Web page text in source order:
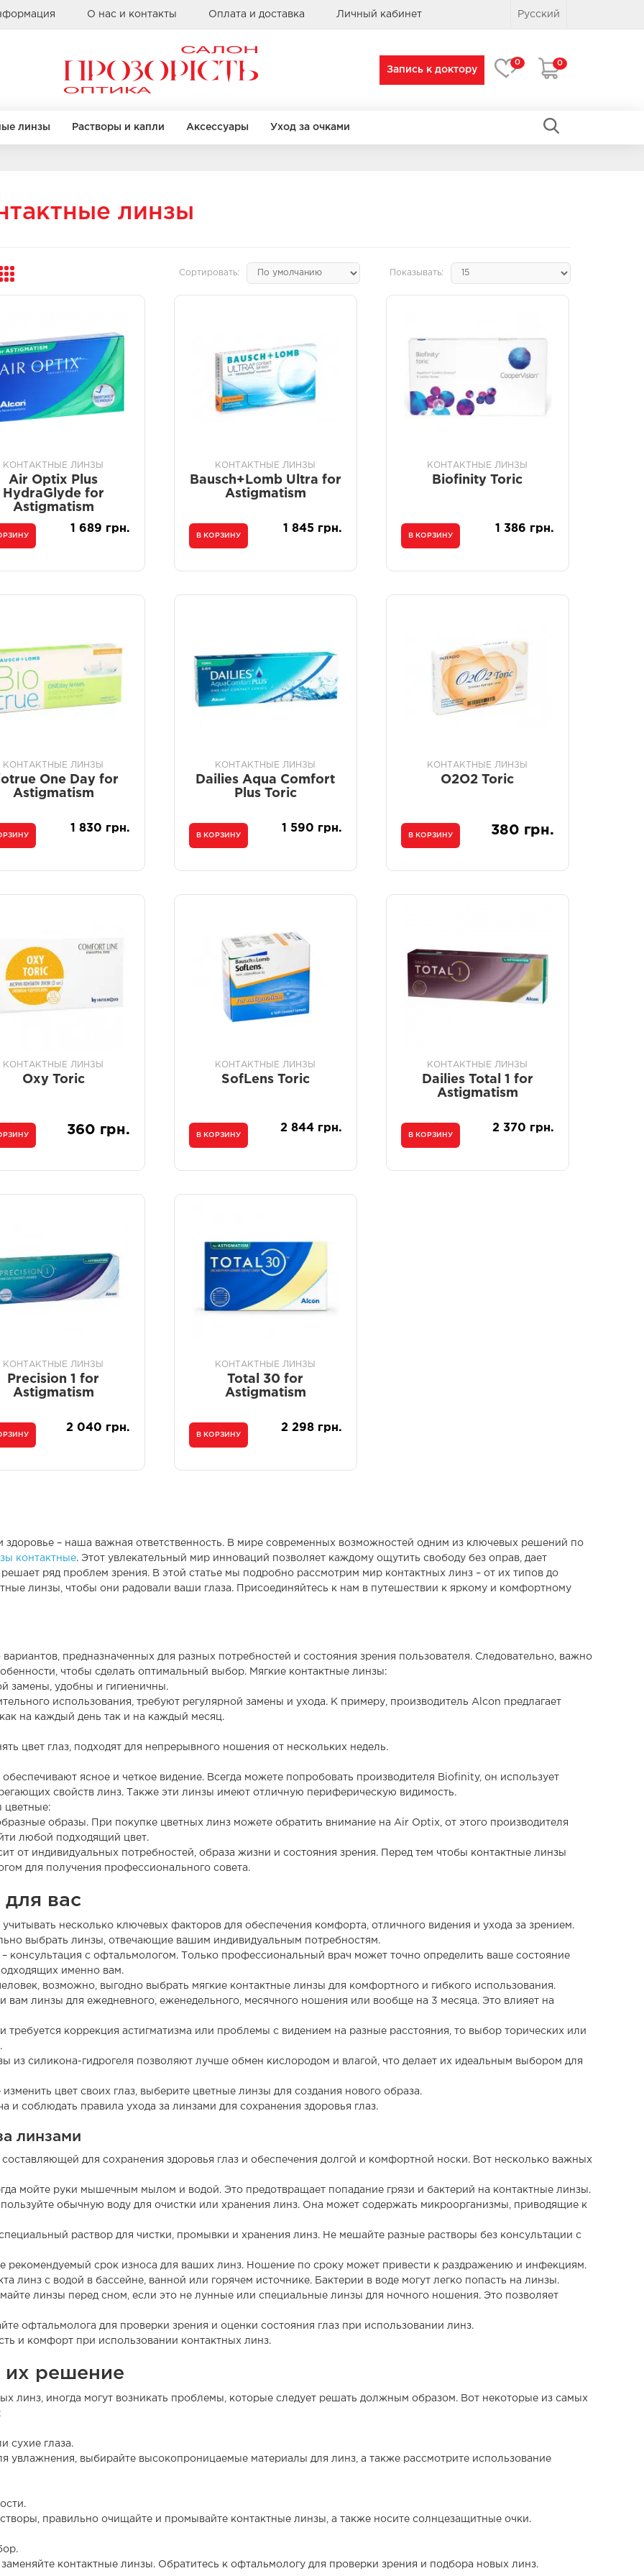
О нас и контакты Оплата и доставка Личный кабинет Русский
Запись к доктору
0 0
линзы
Alcon
Coopervision
Растворы и капли Аксессуары Уход за очками
линзы
Показывать:
Сортировать:
КОНТАКТНЫЕ ЛИНЗЫ
Air Optix Plus
HydraGlyde for
Astigmatism
1 689 грн.
КОНТАКТНЫЕ ЛИНЗЫ
Bausch+Lomb Ultra for
Astigmatism
В КОРЗИНУ
1 845 грн.
КОНТАКТНЫЕ ЛИНЗЫ
Biofinity Toric
В КОРЗИНУ
1 386 грн.
КОНТАКТНЫЕ ЛИНЗЫ
One Day for
Astigmatism
1 830 грн.
КОНТАКТНЫЕ ЛИНЗЫ
Dailies Aqua Comfort
Plus Toric
В КОРЗИНУ
1 590 грн.
КОНТАКТНЫЕ ЛИНЗЫ
O2O2 Toric
В КОРЗИНУ 380 грн.
КОНТАКТНЫЕ ЛИНЗЫ
Oxy Toric
360 грн.
КОНТАКТНЫЕ ЛИНЗЫ
SofLens Toric
В КОРЗИНУ
2 844 грн.
КОНТАКТНЫЕ ЛИНЗЫ
Dailies Total 1 for
Astigmatism
В КОРЗИНУ
2 370 грн.
КОНТАКТНЫЕ ЛИНЗЫ
Precision 1 for
Astigmatism
2 040 грн.
КОНТАКТНЫЕ ЛИНЗЫ
Total 30 for
Astigmatism
В КОРЗИНУ
2 298 грн.
здоровье – наша важная ответственность. В мире современных возможностей одним из ключевых решений по
контактные. Этот увлекательный мир инноваций позволяет каждому ощутить свободу без оправ, дает
ряд проблем зрения. В этой статье мы подробно рассмотрим мир контактных линз – от их типов до
линзы, чтобы они радовали ваши глаза. Присоединяйтесь к нам в путешествии к яркому и комфортному
предназначенных для разных потребностей и состояния зрения пользователя. Следовательно, важно
чтобы сделать оптимальный выбор. Мягкие контактные линзы:
замены, удобны и гигиеничны.
использования, требуют регулярной замены и ухода. К примеру, производитель Alcon предлагает
на каждый день так и на каждый месяц.
цвет глаз, подходят для непрерывного ношения от нескольких недель.
ясное и четкое видение. Всегда можете попробовать производителя Biofinity, он использует
свойств линз. Также эти линзы имеют отличную периферическую видимость.
цветные:
образы. При покупке цветных линз можете обратить внимание на Air Optix, от этого производителя
любой подходящий цвет.
от индивидуальных потребностей, образа жизни и состояния зрения. Перед тем чтобы контактные линзы
для получения профессионального совета.
вас
несколько ключевых факторов для обеспечения комфорта, отличного видения и ухода за зрением.
выбрать линзы, отвечающие вашим индивидуальным потребностям.
консультация с офтальмологом. Только профессиональный врач может точно определить ваше состояние
именно вам.
возможно, выгодно выбрать мягкие контактные линзы для комфортного и гибкого использования.
вам линзы для ежедневного, еженедельного, месячного ношения или вообще на 3 месяца. Это влияет на
требуется коррекция астигматизма или проблемы с видением на разные расстояния, то выбор торических или
из силикона-гидрогеля позволяют лучше обмен кислородом и влагой, что делает их идеальным выбором для
цвет своих глаз, выберите цветные линзы для создания нового образа.
и соблюдать правила ухода за линзами для сохранения здоровья глаз.
линзами
для сохранения здоровья глаз и обеспечения долгой и комфортной носки. Вот несколько важных
мойте руки мышечным мылом и водой. Это предотвращает попадание грязи и бактерий на контактные линзы.
обычную воду для очистки или хранения линз. Она может содержать микроорганизмы, приводящие к
раствор для чистки, промывки и хранения линз. Не мешайте разные растворы без консультации с
рекомендуемый срок износа для ваших линз. Ношение по сроку может привести к раздражению и инфекциям.
линз с водой в бассейне, ванной или горячем источнике. Бактерии в воде могут легко попасть на линзы.
линзы перед сном, если это не лунные или специальные линзы для ночного ношения. Это позволяет
офтальмолога для проверки зрения и оценки состояния глаз при использовании линз.
и комфорт при использовании контактных линз.
решение
линз, иногда могут возникать проблемы, которые следует решать должным образом. Вот некоторые из самых
сухие глаза.
увлажнения, выбирайте высокопроницаемые материалы для линз, а также рассмотрите использование
правильно очищайте и промывайте контактные линзы, а также носите солнцезащитные очки.
контактные линзы. Обратитесь к офтальмологу для проверки зрения и подбора новых линз.